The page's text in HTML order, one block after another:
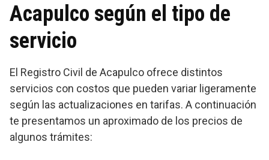
Acapulco según el tipo de
servicio
El Registro Civil de Acapulco ofrece distintos
servicios con costos que pueden variar ligeramente
según las actualizaciones en tarifas. A continuación
te presentamos un aproximado de los precios de
algunos trámites: